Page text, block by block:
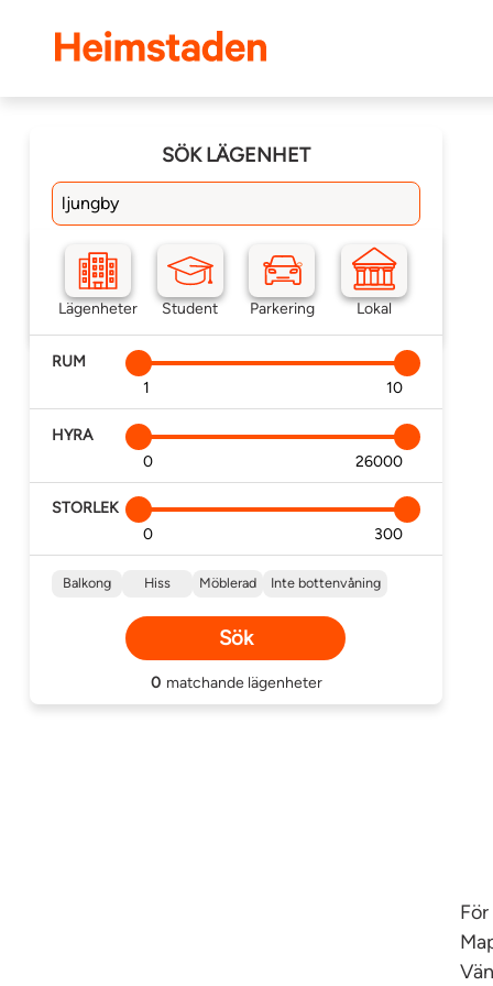
Heimstaden
SÖK LÄGENHET
Sök bostad
Lägenheter Student Parkering Lokal
RUM
HYRA
STORLEK
Andra önskemål
Balkong Hiss Möblerad Inte bottenvåning
Sök
0 matchande lägenheter
Lista Karta Bevaka
Lägenheter(0)